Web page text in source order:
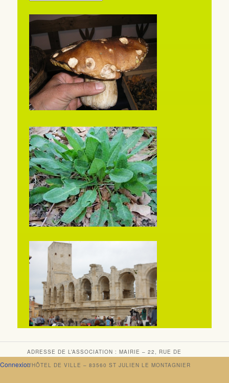
ADRESSE DE L’ASSOCIATION : MAIRIE – 22, RUE DE
L’HÔTEL DE VILLE – 83560 ST JULIEN LE MONTAGNIER
Connexion